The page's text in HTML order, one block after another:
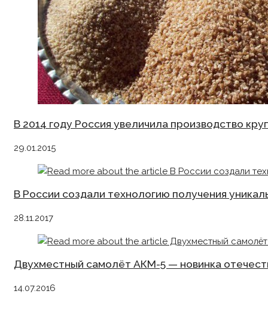
В 2014 году Россия увеличила производство
29.01.2015
В России создали технологию получения
28.11.2017
Двухместный самолёт АКМ-5 — новинка
14.07.2016